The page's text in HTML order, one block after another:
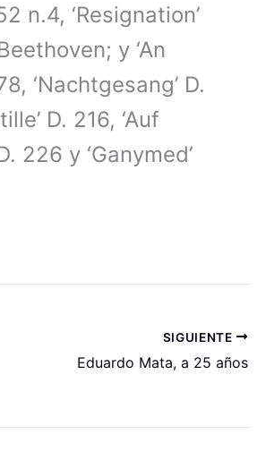
n.4, ‘Resignation’
y ‘An
‘Nachtgesang’ D.
D. 216, ‘Auf
226 y ‘Ganymed’
SIGUIENTE
Eduardo Mata, a 25 años